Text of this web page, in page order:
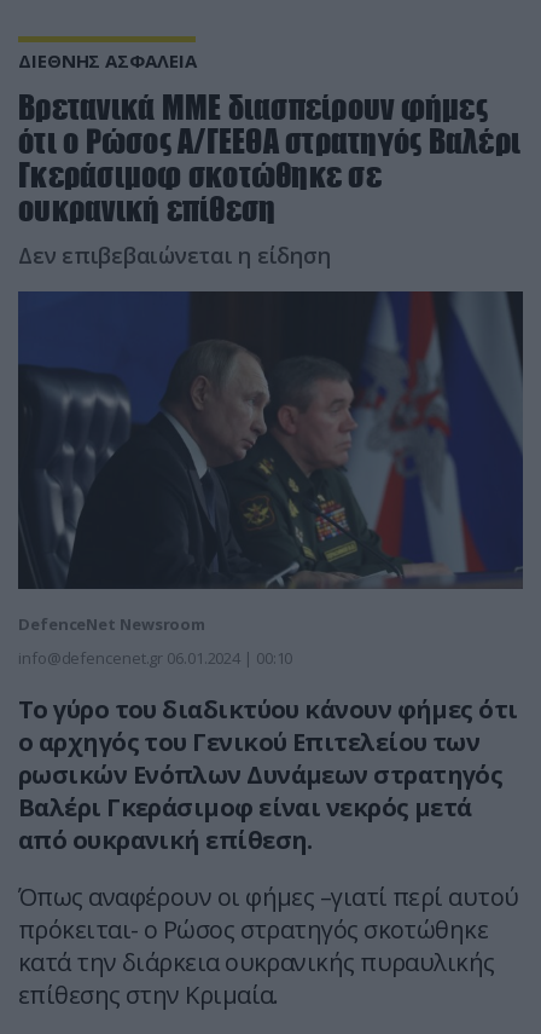
ΔΙΕΘΝΗΣ ΑΣΦΑΛΕΙΑ
Βρετανικά ΜΜΕ διασπείρουν φήμες
ότι ο Ρώσος Α/ΓΕΕΘΑ στρατηγός Βαλέρι
Γκεράσιμοφ σκοτώθηκε σε
ουκρανική επίθεση
Δεν επιβεβαιώνεται η είδηση
DefenceNet Newsroom
info@defencenet.gr 06.01.2024 | 00:10
Το γύρο του διαδικτύου κάνουν φήμες ότι
ο αρχηγός του Γενικού Επιτελείου των
ρωσικών Ενόπλων Δυνάμεων στρατηγός
Βαλέρι Γκεράσιμοφ είναι νεκρός μετά
από ουκρανική επίθεση.
Όπως αναφέρουν οι φήμες –γιατί περί αυτού
πρόκειται- ο Ρώσος στρατηγός σκοτώθηκε
κατά την διάρκεια ουκρανικής πυραυλικής
επίθεσης στην Κριμαία.